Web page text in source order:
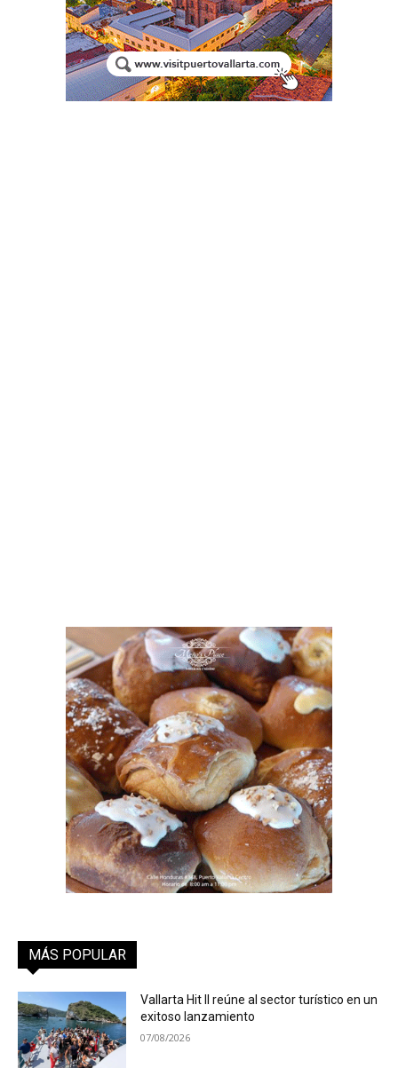
MÁS POPULAR
Vallarta Hit II reúne al sector turístico en un
exitoso lanzamiento
07/08/2026